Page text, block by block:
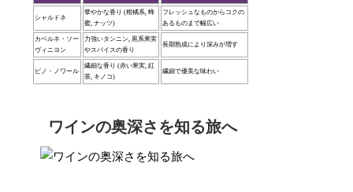
シャルドネ
華やかな香り (柑橘系, 蜂
蜜, ナッツ)
フレッシュなものからコクの
あるものまで幅広い
カベルネ・ソー
ヴィニヨン
力強いタンニン, 黒系果実
やスパイスの香り
長期熟成により深みが増す
ピノ・ノワール
繊細な香り (赤い果実, 紅
茶, キノコ)
繊細で優美な味わい
ワインの奥深さを知る旅へ